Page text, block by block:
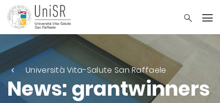
Università Vita-Salute San Raffaele
News: grantwinners